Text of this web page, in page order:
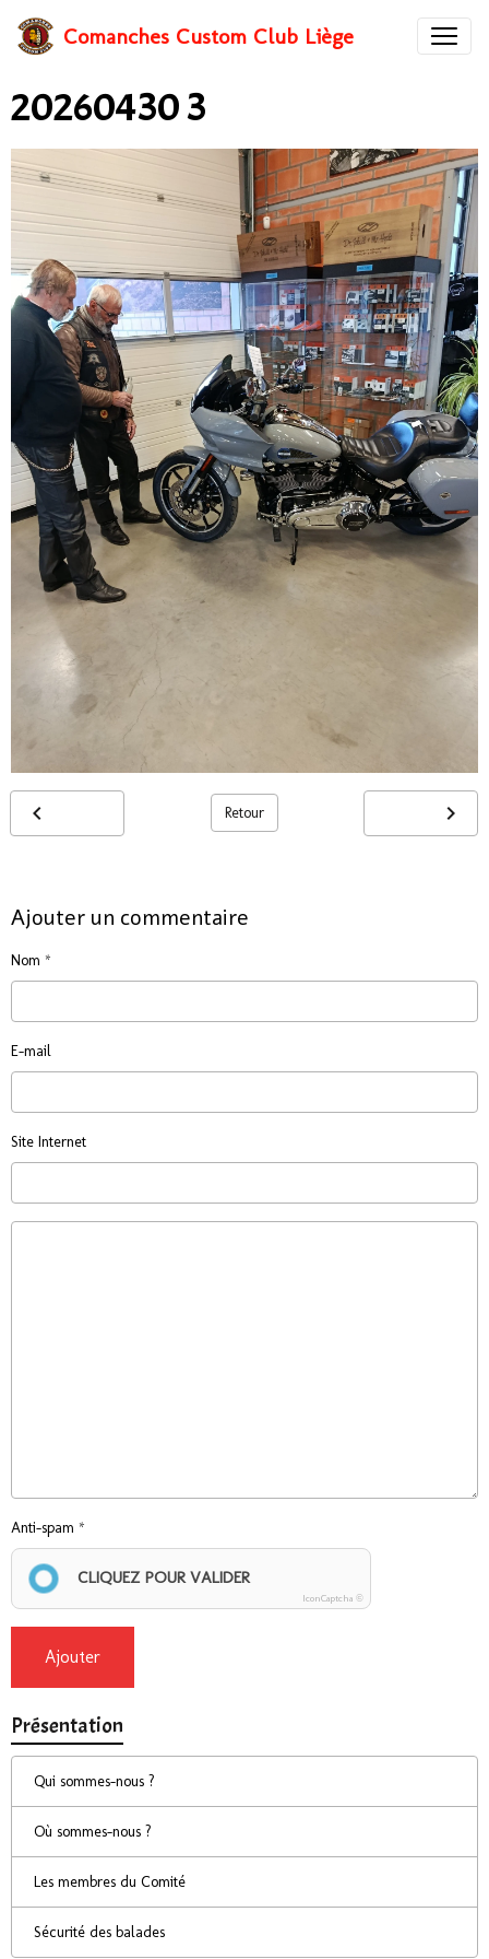
Comanches Custom Club Liège
20260430 3
Retour
Ajouter un commentaire
Nom
E-mail
Site Internet
Anti-spam
CLIQUEZ POUR VALIDER
IconCaptcha ©
Ajouter
Présentation
Qui sommes-nous ?
Où sommes-nous ?
Les membres du Comité
Sécurité des balades